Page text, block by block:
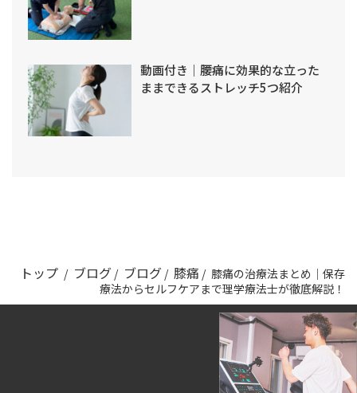
動画付き｜腰痛に効果的な立った
ままできるストレッチ5つ紹介
トップ / ブログ / ブログ / 膝痛 / 膝痛の治療法まとめ｜保存
療法からセルフケアまで理学療法士が徹底解説！